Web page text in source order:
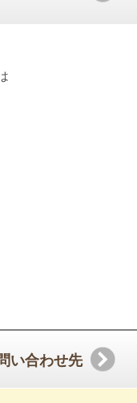
い合わせ先